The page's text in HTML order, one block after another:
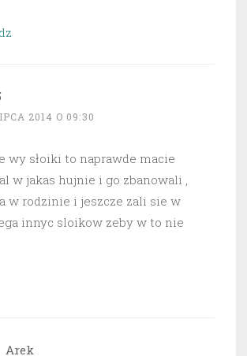
2014 O 09:30
wy słoiki to naprawde macie
w jakas hujnie i go zbanowali ,
w rodzinie i jeszcze zali sie w
innyc sloikow zeby w to nie
Arek